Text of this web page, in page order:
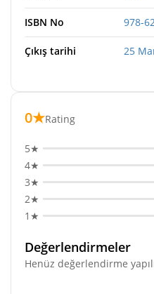
ISBN No 978-
Çıkış tarihi 25
0★Rating
5★
4★
3★
2★
1★
Değerlendirmeler
Henüz değerlendirme